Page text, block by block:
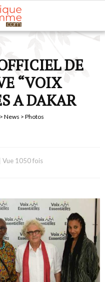
DE
“VOIX
A DAKAR
> News > Photos
Vue 1050 fois